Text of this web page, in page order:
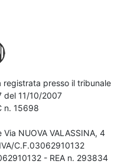
presso il tribunale
del 11/10/2007
n. 15698
NUOVA VALASSINA, 4
C.F.03062910132
- REA n. 293834